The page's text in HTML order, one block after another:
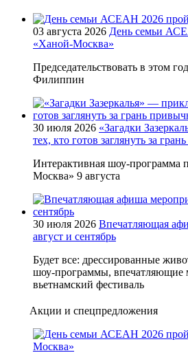
03 августа 2026 День семьи
«Ханой-Москва»
Председательствовать в этом
Филиппин
30 июля 2026 «Загадки
тех, кто готов заглянуть за
Интерактивная шоу-программа
Москва» 9 августа
30 июля 2026 Впечатляющая
август и сентябрь
Будет все: дрессированные
шоу-программы, впечатляющие
вьетнамский фестиваль
Акции и спецпредложения